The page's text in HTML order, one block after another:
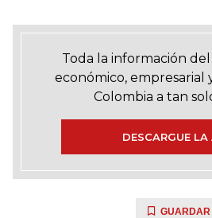
Toda la información
económico, empresarial
Colombia a tan
DESCARGUE LA
GUARDAR